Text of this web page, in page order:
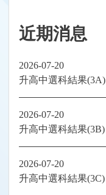
近期消息
2026-07-20
升高中選科結果(3A)
2026-07-20
升高中選科結果(3B)
2026-07-20
升高中選科結果(3C)